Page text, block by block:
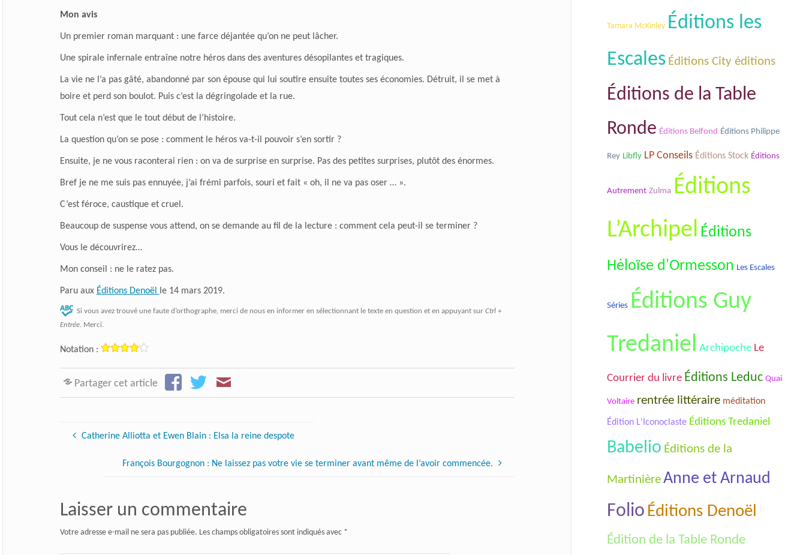
Mon avis
Un premier roman marquant : une farce déjantée qu’on ne peut lâcher.
Une spirale infernale entraîne notre héros dans des aventures désopilantes et tragiques.
La vie ne l’a pas gâté, abandonné par son épouse qui lui soutire ensuite toutes ses économies. Détruit, il se met à
boire et perd son boulot. Puis c’est la dégringolade et la rue.
Tout cela n’est que le tout début de l’histoire.
La question qu’on se pose : comment le héros va-t-il pouvoir s’en sortir ?
Ensuite, je ne vous raconterai rien : on va de surprise en surprise. Pas des petites surprises, plutôt des énormes.
Bref je ne me suis pas ennuyée, j’ai frémi parfois, souri et fait « oh, il ne va pas oser … ».
C’est féroce, caustique et cruel.
Beaucoup de suspense vous attend, on se demande au fil de la lecture : comment cela peut-il se terminer ?
Vous le découvrirez…
Mon conseil : ne le ratez pas.
Paru aux Éditions Denoël le 14 mars 2019.
Si vous avez trouvé une faute d’orthographe, merci de nous en informer en sélectionnant le texte en question et en appuyant sur Ctrl +
Entrée. Merci.
Notation :
Partager cet article
Catherine Alliotta et Ewen Blain : Elsa la reine despote
François Bourgognon : Ne laissez pas votre vie se terminer avant même de l’avoir commencée.
Laisser un commentaire
Votre adresse e-mail ne sera pas publiée. Les champs obligatoires sont indiqués avec *
Tamara McKinley Éditions les
Escales Éditions City éditions
Éditions de la Table
Ronde Éditions Belfond Éditions Philippe
Rey Libfly LP Conseils Éditions Stock Éditions
Autrement Zulma Éditions
L’Archipel Éditions
Hėloïse d'Ormesson Les Escales
Séries Éditions Guy
Tredaniel Archipoche Le
Courrier du livre Éditions Leduc Quai
Voltaire rentrée littéraire méditation
Édition L'Iconoclaste Éditions Tredaniel
Babelio Éditions de la
Martinière Anne et Arnaud
Folio Éditions Denoël
Édition de la Table Ronde